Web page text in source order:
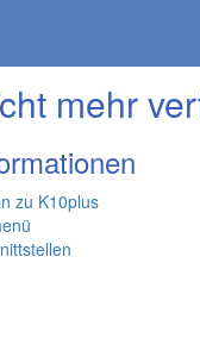
mehr
zu K10plus